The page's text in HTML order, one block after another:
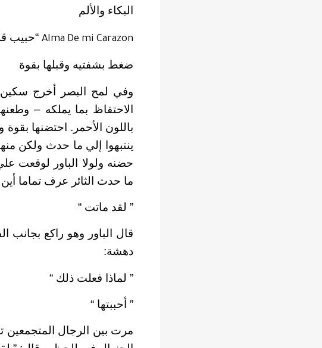
البكاء والألم
Alma De mi Carazon “حبيب
ضغط بشفتيه وقبلها بقوة
وفي لمح البصر أخرج
الاحتفاظ بما يملكه –
باللون الأحمر. احتضنها
ينتبهوا إلي ما حدث ولكن
حضنه ولولا الباور لوقعت
ما حدث الثائر عرف تماما
” لقد ماتت “
قال الباور وهو راكع بجانب
دهشة:
” لماذا فعلت ذلك “
” أحببتها “
مرت بين الرجال